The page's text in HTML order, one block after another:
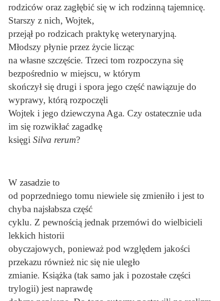
rodziców oraz zagłębić się w ich rodzinną tajemnicę.
Starszy z nich, Wojtek,
przejął po rodzicach praktykę weterynaryjną.
Młodszy płynie przez życie licząc
na własne szczęście. Trzeci tom rozpoczyna się
bezpośrednio w miejscu, w którym
skończył się drugi i spora jego część nawiązuje do
wyprawy, którą rozpoczęli
Wojtek i jego dziewczyna Aga. Czy ostatecznie uda
im się rozwikłać zagadkę
księgi Silva rerum?
W zasadzie to
od poprzedniego tomu niewiele się zmieniło i jest to
chyba najsłabsza część
cyklu. Z pewnością jednak przemówi do wielbicieli
lekkich historii
obyczajowych, ponieważ pod względem jakości
przekazu również nic się nie uległo
zmianie. Książka (tak samo jak i pozostałe części
trylogii) jest naprawdę